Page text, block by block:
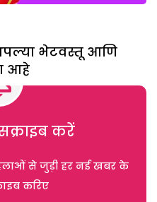
भेटवस्तू आणि
आहे
करें
से जुड़ी हर नई खबर के
करिए